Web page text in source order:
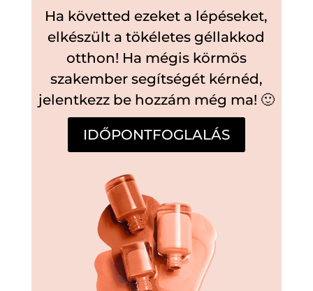
Ha követted ezeket a lépéseket,
elkészült a tökéletes géllakkod
otthon! Ha mégis körmös
szakember segítségét kérnéd,
jelentkezz be hozzám még ma! 🙂
IDŐPONTFOGLALÁS